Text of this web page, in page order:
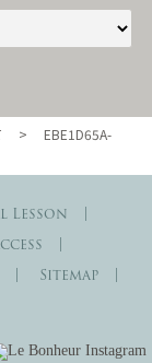
>
EBE1D65A-
Lesson
Sitemap